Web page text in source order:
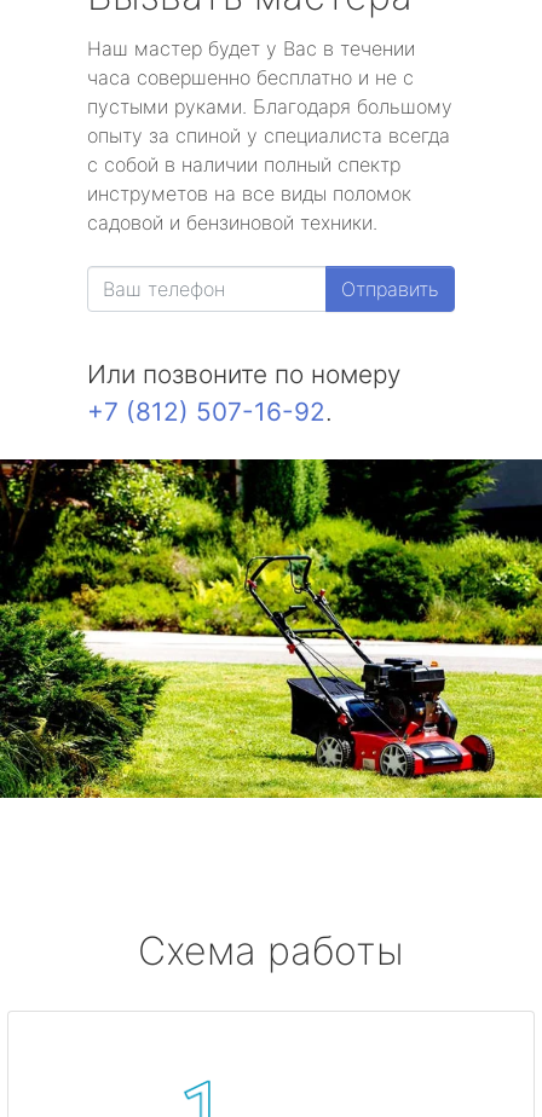
Наш мастер будет у Вас в течении
часа совершенно бесплатно и не с
пустыми руками. Благодаря большому
опыту за спиной у специалиста всегда
с собой в наличии полный спектр
инструметов на все виды поломок
садовой и бензиновой техники.
Отправить
Или позвоните по номеру
+7 (812) 507-16-92.
Схема работы